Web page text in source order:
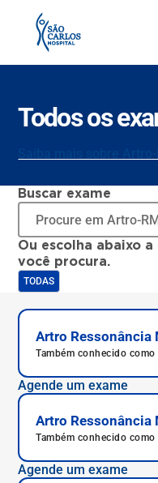
Todos os
Buscar exame
Ou escolha abaixo
você procura.
TODAS
Artro Ressonância
Também conhecido
ressonância do cotovelo,
articulações (cotovelo),
Agende um exame
Artro Ressonância
Também conhecido
ressonância do joelho,
articulações (joelho), RM
Agende um exame